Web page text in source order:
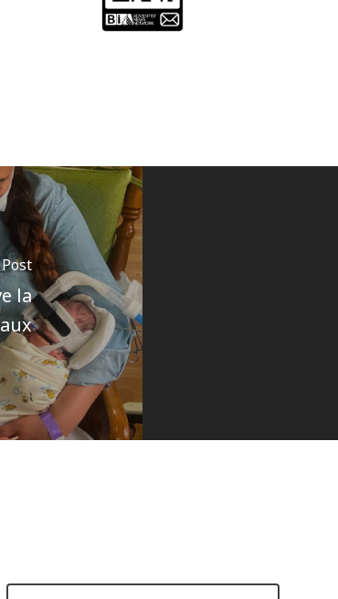
la